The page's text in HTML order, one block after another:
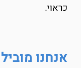
כראוי.
אנחנו